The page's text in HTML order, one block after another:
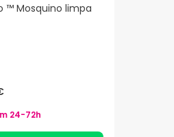
™ Mosquino limpa
24-72h